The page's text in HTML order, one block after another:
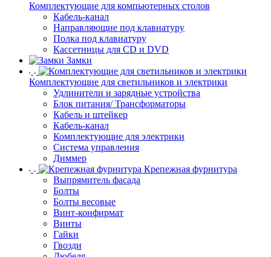
Комплектующие для компьютерных столов
Кабель-канал
Направляющие под клавиатуру
Полка под клавиатуру
Кассетницы для CD и DVD
Замки
Комплектующие для светильников и электрики
Удлинители и зарядные устройства
Блок питания/ Трансформаторы
Кабель и штейкер
Кабель-канал
Комплектующие для электрики
Система управления
Диммер
Крепежная фурнитура
Выпрямитель фасада
Болты
Болты весовые
Винт-конфирмат
Винты
Гайки
Гвозди